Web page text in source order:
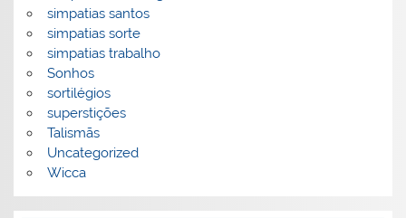
simpatias santos
simpatias sorte
simpatias trabalho
Sonhos
sortilégios
superstições
Talismãs
Uncategorized
Wicca